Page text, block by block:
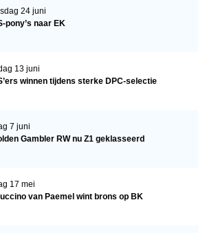
Regio Midden
Regio West
24 juni
pony’s naar EK
13 juni
winnen tijdens sterke DPC-selectie
7 juni
Gambler RW nu Z1 geklasseerd
17 mei
van Paemel wint brons op BK